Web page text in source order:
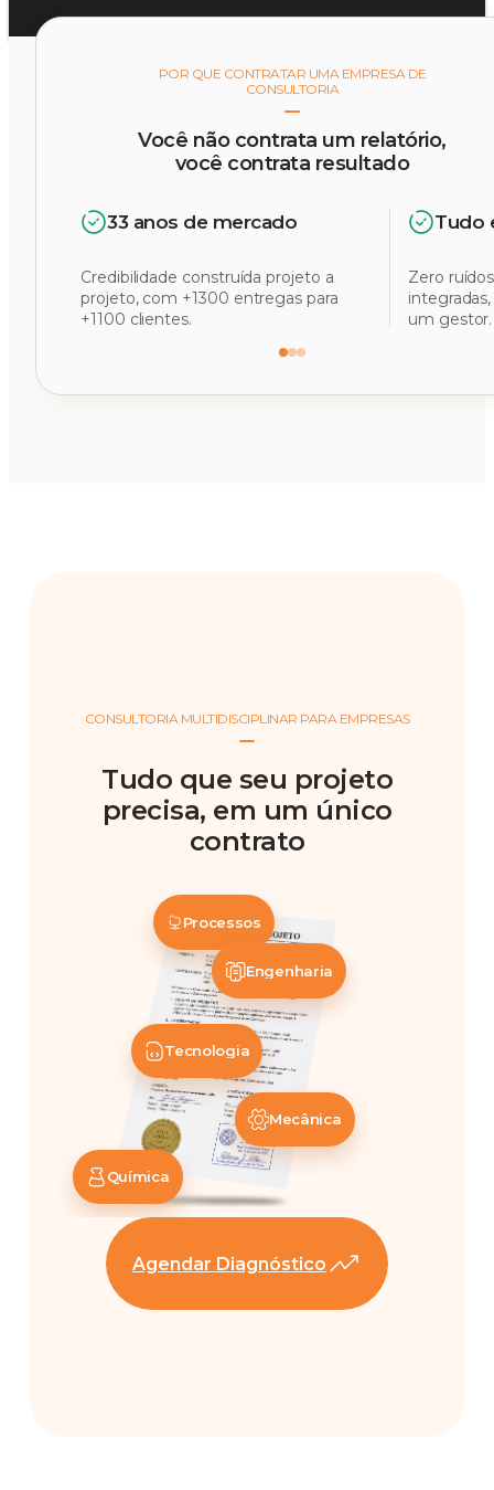
POR QUE CONTRATAR UMA EMPRESA DE
CONSULTORIA
Você não contrata um relatório,
você contrata resultado
33 anos de mercado
Credibilidade construída projeto a
projeto, com +1300 entregas para
+1100 clientes.
Tudo
Zero
um gestor.
CONSULTORIA MULTIDISCIPLINAR PARA EMPRESAS
Tudo que seu projeto
precisa, em um único
contrato
Agendar Diagnóstico
Mecânica
Tecnologia
Processos
Engenharia
Química